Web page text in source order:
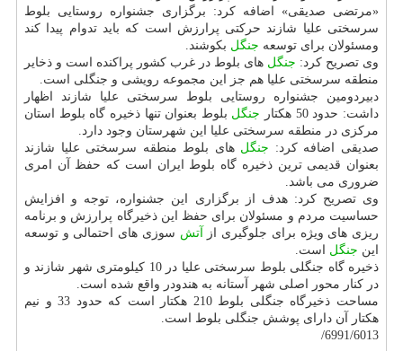
«مرتضی صدیقی» اضافه كرد: برگزاری جشنواره روستایی بلوط
سرسختی علیا شازند حركتی پرارزش است كه باید تدوام پیدا كند
ومسئولان برای توسعه جنگل بكوشند.
وی تصریح كرد: جنگل های بلوط در غرب كشور پراكنده است و ذخایر
منطقه سرسختی علیا هم جز این مجموعه رویشی و جنگلی است.
دبیردومین جشنواره روستایی بلوط سرسختی علیا شازند اظهار
داشت: حدود 50 هكتار
جنگل بلوط بعنوان تنها ذخیره گاه بلوط استان
مركزی در منطقه سرسختی علیا این شهرستان وجود دارد.
صدیقی اضافه كرد: جنگل های بلوط منطقه سرسختی علیا شازند
بعنوان قدیمی ترین ذخیره گاه بلوط ایران است كه حفظ آن امری
ضروری می باشد.
وی تصریح كرد: هدف از برگزاری این جشنواره، توجه و افزایش
حساسیت مردم و مسئولان برای حفظ این ذخیرگاه پرارزش و برنامه
ریزی های ویژه برای جلوگیری از آتش سوزی های احتمالی و توسعه
این جنگل است.
ذخیره گاه جنگلی بلوط سرسختی علیا در 10 كیلومتری شهر شازند و
در كنار محور اصلی شهر آستانه به هندودر واقع شده است.
مساحت ذخیرگاه جنگلی بلوط 210 هكتار است كه حدود 33 و نیم
هكتار آن دارای پوشش جنگلی بلوط است.
6991/6013/